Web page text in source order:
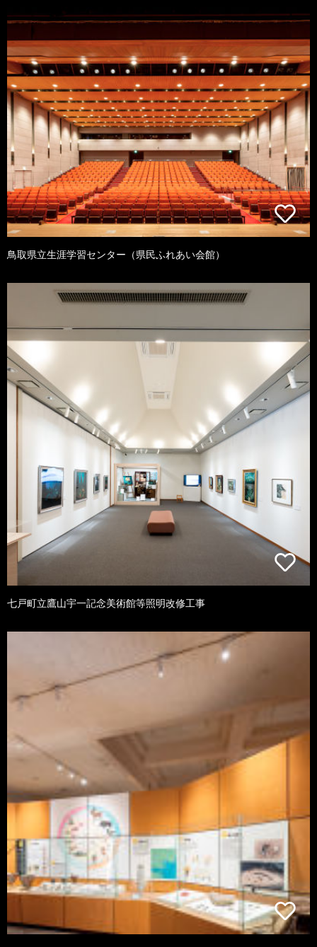
鳥取県立生涯学習センター（県民ふれあい会館）
七戸町立鷹山宇一記念美術館等照明改修工事